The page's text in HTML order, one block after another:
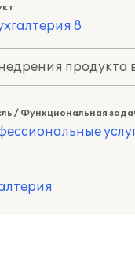
8
продукта
/ Функциональная